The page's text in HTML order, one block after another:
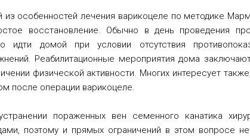
из особенностей лечения варикоцеле по методике
восстановление. Обычно в день проведения
идти домой при условии отсутствия
Реабилитационные мероприятия дома
физической активности. Многих интересует
после операции варикоцеле.
пораженных вен семенного канатика
поэтому и прямых ограничений в этом вопросе